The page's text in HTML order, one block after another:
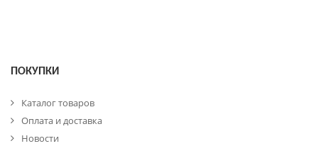
ПОКУПКИ
Каталог товаров
Оплата и доставка
Новости